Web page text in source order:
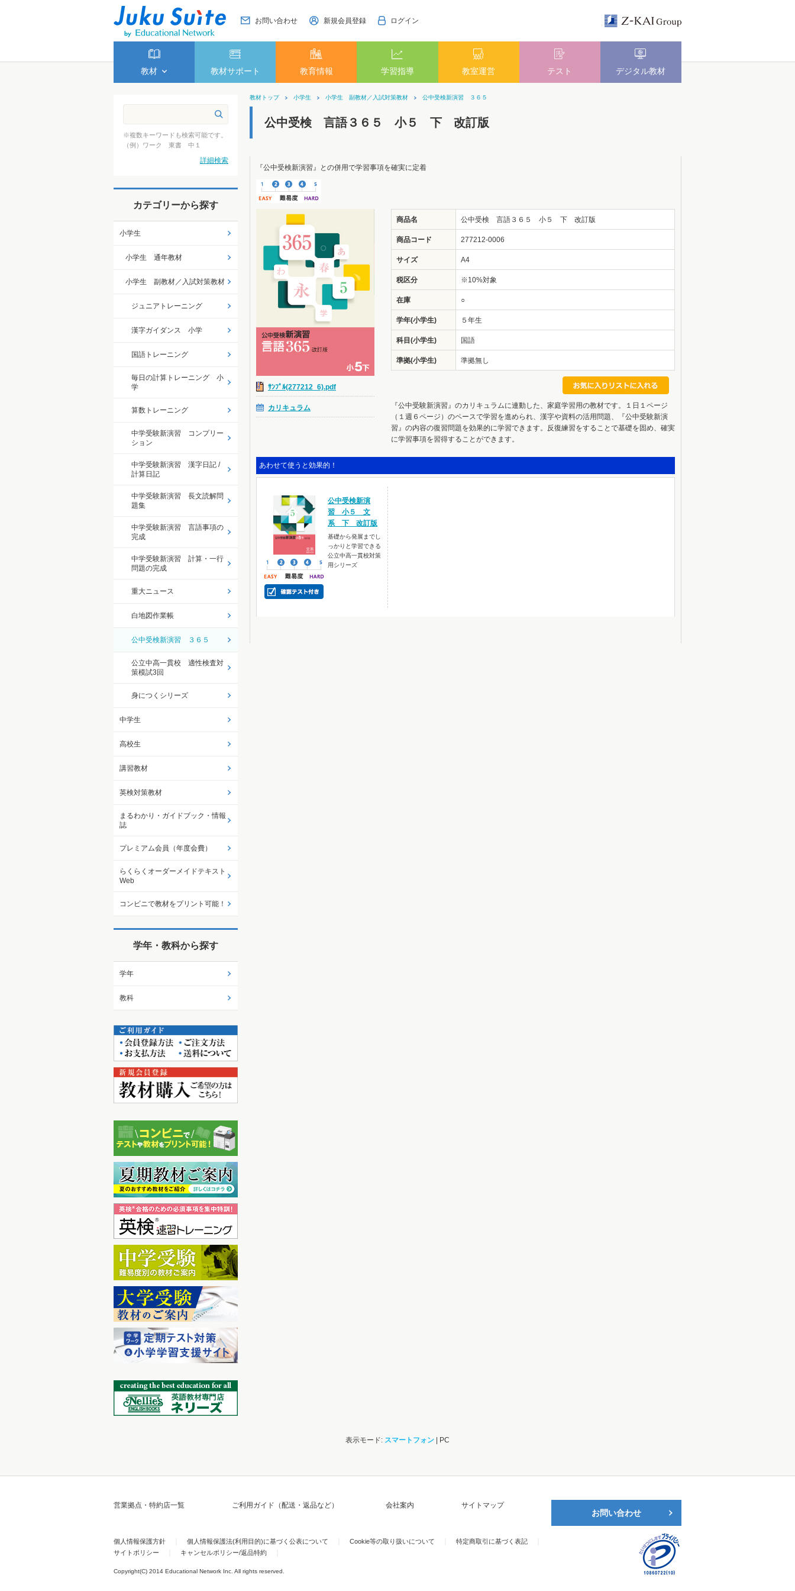
お問い合わせ 新規会員登録 ログイン
教材 教材サポート 教育情報 学習指導 教室運営 テスト デジタル教材
教材トップ 小学生 小学生 副教材／入試対策教材 公中受検新演習 ３６５
公中受検 言語３６５ 小５ 下 改訂版
『公中受検新演習』との併用で学習事項を確実に定着
ｻﾝﾌﾟﾙ(277212_6).pdf
カリキュラム
商品名 公中受検 言語３６５ 小５ 下 改訂版
商品コード 277212-0006
サイズ A4
税区分 ※10%対象
在庫 ○
学年(小学生) ５年生
科目(小学生) 国語
準拠(小学生) 準拠無し
『公中受験新演習』のカリキュラムに連動した、家庭学習用の教材です。１日１ページ
（１週６ページ）のペースで学習を進められ、漢字や資料の活用問題、『公中受験新演
習』の内容の復習問題を効果的に学習できます。反復練習をすることで基礎を固め、確実
に学習事項を習得することができます。
あわせて使うと効果的！
公中受検新演
習 小５ 文
系 下 改訂版
基礎から発展までし
っかりと学習できる
公立中高一貫校対策
用シリーズ
※複数キーワードも検索可能です。
（例）ワーク 東書 中１
詳細検索
カテゴリーから探す
小学生
小学生 通年教材
小学生 副教材／入試対策教材
ジュニアトレーニング
漢字ガイダンス 小学
国語トレーニング
毎日の計算トレーニング 小
学
算数トレーニング
中学受験新演習 コンプリー
ション
中学受験新演習 漢字日記 /
計算日記
中学受験新演習 長文読解問
題集
中学受験新演習 言語事項の
完成
中学受験新演習 計算・一行
問題の完成
重大ニュース
白地図作業帳
公中受検新演習 ３６５
公立中高一貫校 適性検査対
策模試3回
身につくシリーズ
中学生
高校生
講習教材
英検対策教材
まるわかり・ガイドブック・情報
誌
プレミアム会員（年度会費）
らくらくオーダーメイドテキスト
Web
コンビニで教材をプリント可能！
学年・教科から探す
学年
教科
表示モード: スマートフォン | PC
営業拠点・特約店一覧 ご利用ガイド（配送・返品など） 会社案内 サイトマップ
お問い合わせ
個人情報保護方針 個人情報保護法(利用目的)に基づく公表について Cookie等の取り扱いについて
特定商取引に基づく表記
サイトポリシー
キャンセルポリシー/返品特約
Copyright(C) 2014 Educational Network Inc. All rights reserved.